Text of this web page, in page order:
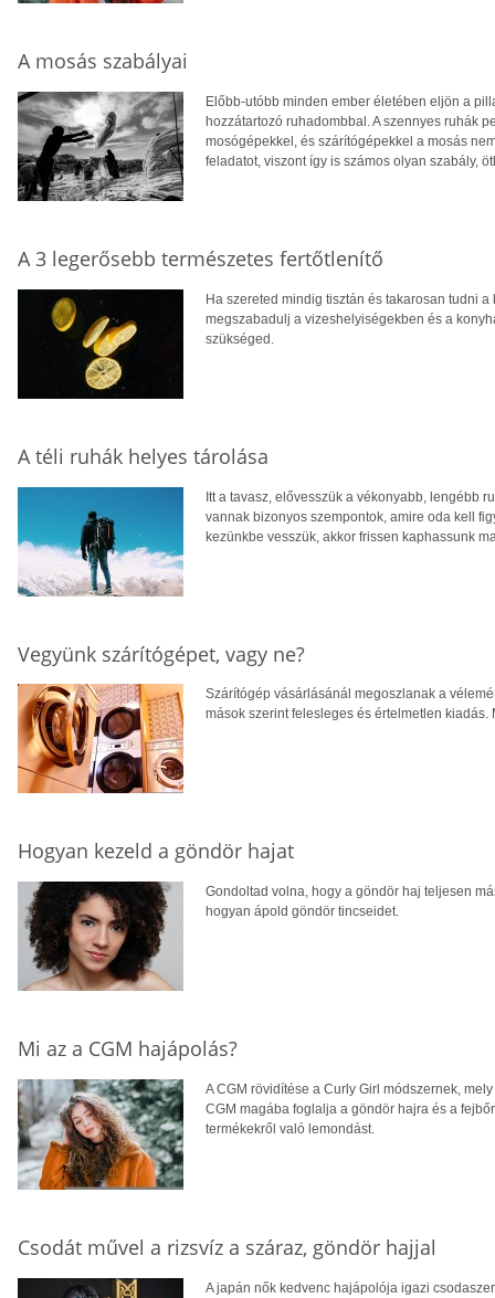
A mosás szabályai
Előbb-utóbb minden ember életében eljön a
hozzátartozó ruhadombbal. A szennyes ruhák
mosógépekkel, és szárítógépekkel a mosás
feladatot, viszont így is számos olyan szabály,
A 3 legerősebb természetes fertőtlenítő
Ha szereted mindig tisztán és takarosan tudni
megszabadulj a vizeshelyiségekben és a
szükséged.
A téli ruhák helyes tárolása
Itt a tavasz, elővesszük a vékonyabb, lengébb
vannak bizonyos szempontok, amire oda kell
kezünkbe vesszük, akkor frissen kaphassunk
Vegyünk szárítógépet, vagy ne?
Szárítógép vásárlásánál megoszlanak a
mások szerint felesleges és értelmetlen
Hogyan kezeld a göndör hajat
Gondoltad volna, hogy a göndör haj teljesen
hogyan ápold göndör tincseidet.
Mi az a CGM hajápolás?
A CGM rövidítése a Curly Girl módszernek,
CGM magába foglalja a göndör hajra és a
termékekről való lemondást.
Csodát művel a rizsvíz a száraz, göndör hajjal
A japán nők kedvenc hajápolója igazi